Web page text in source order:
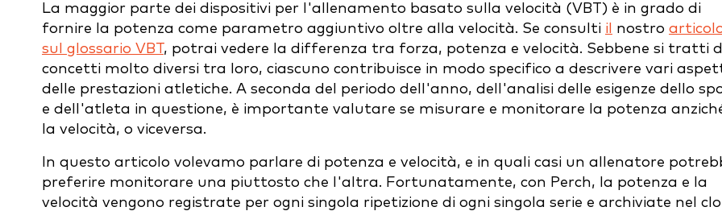
La maggior parte dei dispositivi per l'allenamento basato sulla velocità (VBT) è in grado di
fornire la potenza come parametro aggiuntivo oltre alla velocità. Se consulti il nostro
sul glossario VBT, potrai vedere la differenza tra forza, potenza e velocità. Sebbene si tratti
concetti molto diversi tra loro, ciascuno contribuisce in modo specifico a descrivere vari
delle prestazioni atletiche. A seconda del periodo dell'anno, dell'analisi delle esigenze dello
e dell'atleta in questione, è importante valutare se misurare e monitorare la potenza
la velocità, o viceversa.
In questo articolo volevamo parlare di potenza e velocità, e in quali casi un allenatore
preferire monitorare una piuttosto che l'altra. Fortunatamente, con Perch, la potenza e la
velocità vengono registrate per ogni singola ripetizione di ogni singola serie e archiviate nel